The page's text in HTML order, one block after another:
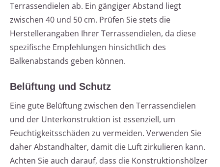
Terrassendielen ab. Ein gängiger Abstand liegt
zwischen 40 und 50 cm. Prüfen Sie stets die
Herstellerangaben Ihrer Terrassendielen, da diese
spezifische Empfehlungen hinsichtlich des
Balkenabstands geben können.
Belüftung und Schutz
Eine gute Belüftung zwischen den Terrassendielen
und der Unterkonstruktion ist essenziell, um
Feuchtigkeitsschäden zu vermeiden. Verwenden Sie
daher Abstandhalter, damit die Luft zirkulieren kann.
Achten Sie auch darauf, dass die Konstruktionshölzer